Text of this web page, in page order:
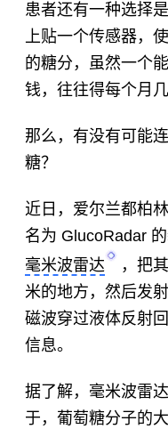
患者还有一种选择
上贴一个传感器，
的糖分，虽然一个
钱，往往得每个月
那么，有没有可能
糖？
近日，爱尔兰都柏
名为 GlucoRadar
毫米波雷达
，把
米的地方，然后发
磁波穿过液体反射
信息。
据了解，毫米波雷
于，葡萄糖分子的